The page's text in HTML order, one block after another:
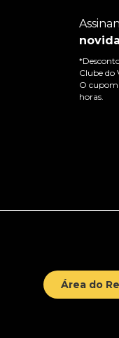
Clube do
O cupom
horas.
Área do